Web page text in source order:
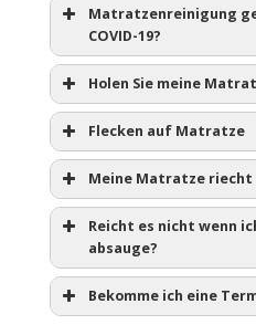
Matratzenreinigung
COVID-19?
Holen Sie meine
Flecken auf Matratze
Meine Matratze riecht
Reicht es nicht wenn
absauge?
Bekomme ich eine